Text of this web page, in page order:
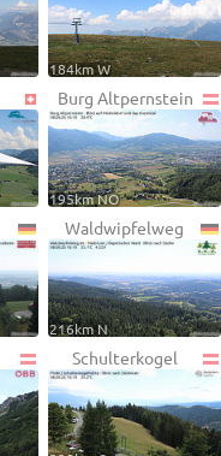
184km W
Burg Altpernstein
195km NO
Waldwipfelweg
216km N
Schulterkogel